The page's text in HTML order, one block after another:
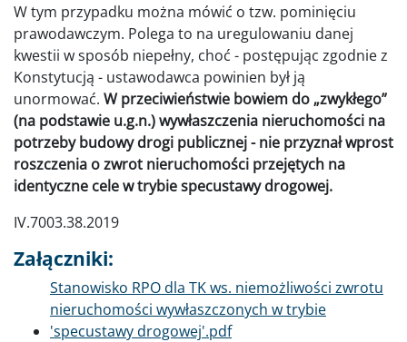
W tym przypadku można mówić o tzw. pominięciu
prawodawczym. Polega to na uregulowaniu danej
kwestii w sposób niepełny, choć - postępując zgodnie z
Konstytucją - ustawodawca powinien był ją
unormować. W przeciwieństwie bowiem do „zwykłego”
(na podstawie u.g.n.) wywłaszczenia nieruchomości na
potrzeby budowy drogi publicznej - nie przyznał wprost
roszczenia o zwrot nieruchomości przejętych na
identyczne cele w trybie specustawy drogowej.
IV.7003.38.2019
Załączniki:
Dokument
Stanowisko RPO dla TK ws. niemożliwości zwrotu
nieruchomości wywłaszczonych w trybie
'specustawy drogowej'.pdf